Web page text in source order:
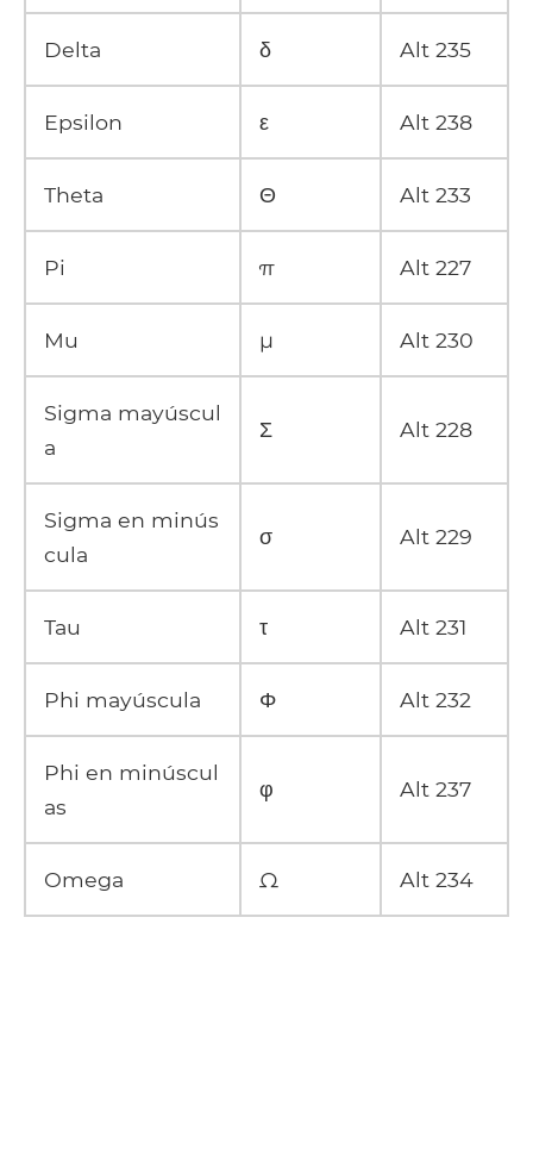
Delta δ Alt 235
Epsilon ε Alt 238
Theta Θ Alt 233
Pi π Alt 227
Mu µ Alt 230
Sigma mayúscul
a
Σ Alt 228
Sigma en minús
cula
σ Alt 229
Tau τ Alt 231
Phi mayúscula Φ Alt 232
Phi en minúscul
as
φ Alt 237
Omega Ω Alt 234